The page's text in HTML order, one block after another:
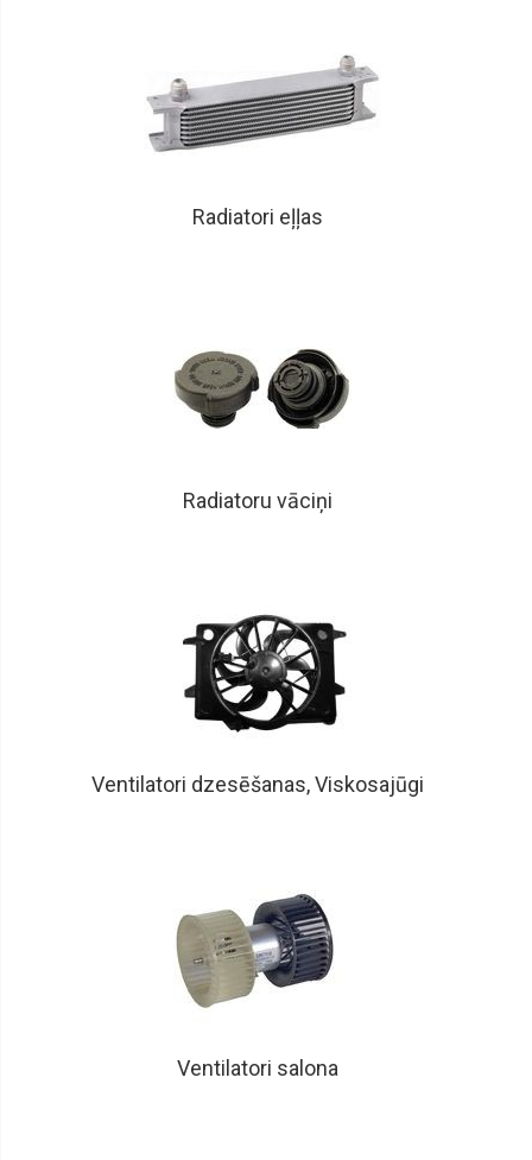
Radiatori eļļas
Radiatoru vāciņi
Ventilatori dzesēšanas, Viskosajūgi
Ventilatori salona